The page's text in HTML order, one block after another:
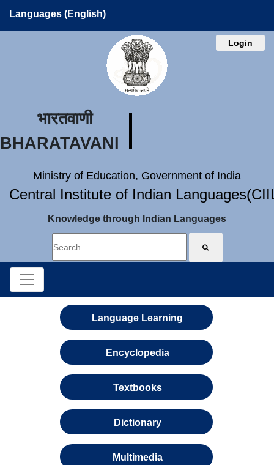
Languages (English)
Login
भारतवाणी
BHARATAVANI
Ministry of Education, Government of India
Central Institute of Indian
Knowledge through Indian Languages
Language Learning
Encyclopedia
Textbooks
Dictionary
Multimedia